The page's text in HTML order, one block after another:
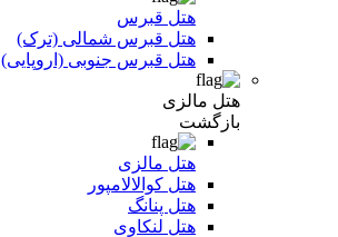
هتل قبرس
هتل قبرس شمالی (ترک)
هتل قبرس جنوبی (اروپایی)
هتل مالزی
بازگشت
هتل مالزی
هتل کوالالامپور
هتل پنانگ
هتل لنکاوی